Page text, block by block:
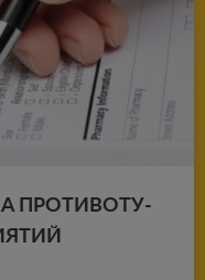
ПРО­ТИ­ВО­ТУ­